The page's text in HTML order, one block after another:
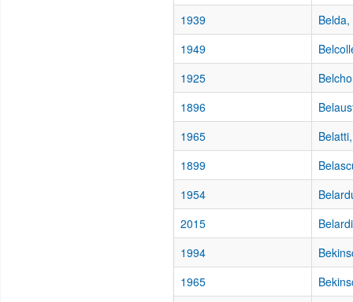
1939
1949
1925
1896
1965
1899
1954
2015
1994
1965